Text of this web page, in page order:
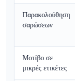
Παρακολούθηση
σαρώσεων
Μοτίβο σε
μικρές ετικέτες